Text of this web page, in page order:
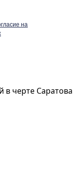
на
в черте Саратова